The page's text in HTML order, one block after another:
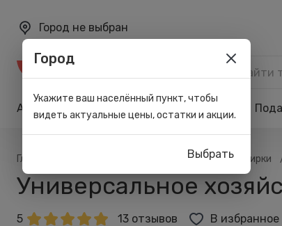
Город не выбран
Акции Карта лояльности
Главная Всё для дома / Для стирки
Универсальное
5 13 отзывов В избранное
Город
Укажите ваш населённый пункт, чтобы
видеть актуальные цены, остатки и акции.
Выбрать